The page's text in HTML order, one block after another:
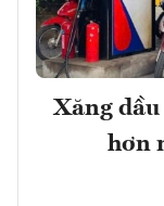
Xăng
hơn